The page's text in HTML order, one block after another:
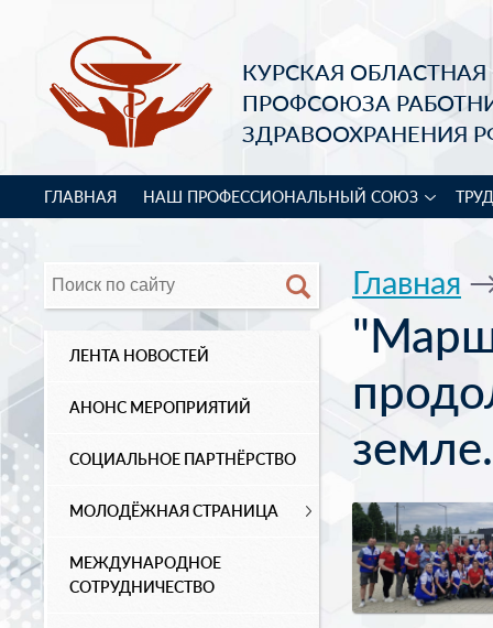
КУРСКАЯ
ПРОФСОЮЗА
ЗДРАВООХРАНЕНИЯ
ГЛАВНАЯ НАШ ПРОФЕССИОНАЛЬНЫЙ СОЮЗ
ЛЕНТА НОВОСТЕЙ
АНОНС МЕРОПРИЯТИЙ
СОЦИАЛЬНОЕ ПАРТНЁРСТВО
МОЛОДЁЖНАЯ СТРАНИЦА
МЕЖДУНАРОДНОЕ
СОТРУДНИЧЕСТВО
Главная
земле.